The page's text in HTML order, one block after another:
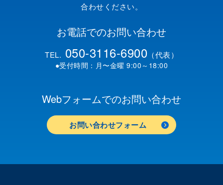
合わせください。
お電話でのお問い合わせ
TEL. 050-3116-6900 （代表）
●受付時間：月〜金曜 9:00～18:00
Webフォームでのお問い合わせ
お問い合わせフォーム